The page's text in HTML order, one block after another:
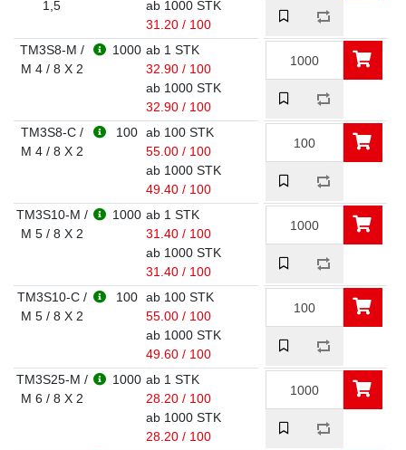
1,5
ab 1000 STK
31.20 / 100
TM3S8-M /
M 4 / 8 X 2
1000 ab 1 STK
32.90 / 100
ab 1000 STK
32.90 / 100
TM3S8-C /
M 4 / 8 X 2
100 ab 100 STK
55.00 / 100
ab 1000 STK
49.40 / 100
TM3S10-M /
M 5 / 8 X 2
1000 ab 1 STK
31.40 / 100
ab 1000 STK
31.40 / 100
TM3S10-C /
M 5 / 8 X 2
100 ab 100 STK
55.00 / 100
ab 1000 STK
49.60 / 100
TM3S25-M /
M 6 / 8 X 2
1000 ab 1 STK
28.20 / 100
ab 1000 STK
28.20 / 100